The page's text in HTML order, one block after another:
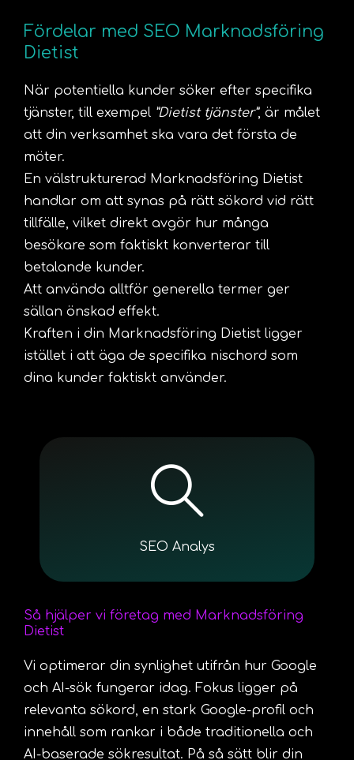
Fördelar med SEO Marknadsföring
Dietist
När potentiella kunder söker efter specifika
tjänster, till exempel ”Dietist tjänster”, är målet
att din verksamhet ska vara det första de
möter.
En välstrukturerad Marknadsföring Dietist
handlar om att synas på rätt sökord vid rätt
tillfälle, vilket direkt avgör hur många
besökare som faktiskt konverterar till
betalande kunder.
Att använda alltför generella termer ger
sällan önskad effekt.
Kraften i din Marknadsföring Dietist ligger
istället i att äga de specifika nischord som
dina kunder faktiskt använder.
SEO Analys
Så hjälper vi företag med Marknadsföring
Dietist
Vi optimerar din synlighet utifrån hur Google
och AI-sök fungerar idag. Fokus ligger på
relevanta sökord, en stark Google-profil och
innehåll som rankar i både traditionella och
AI-baserade sökresultat. På så sätt blir din